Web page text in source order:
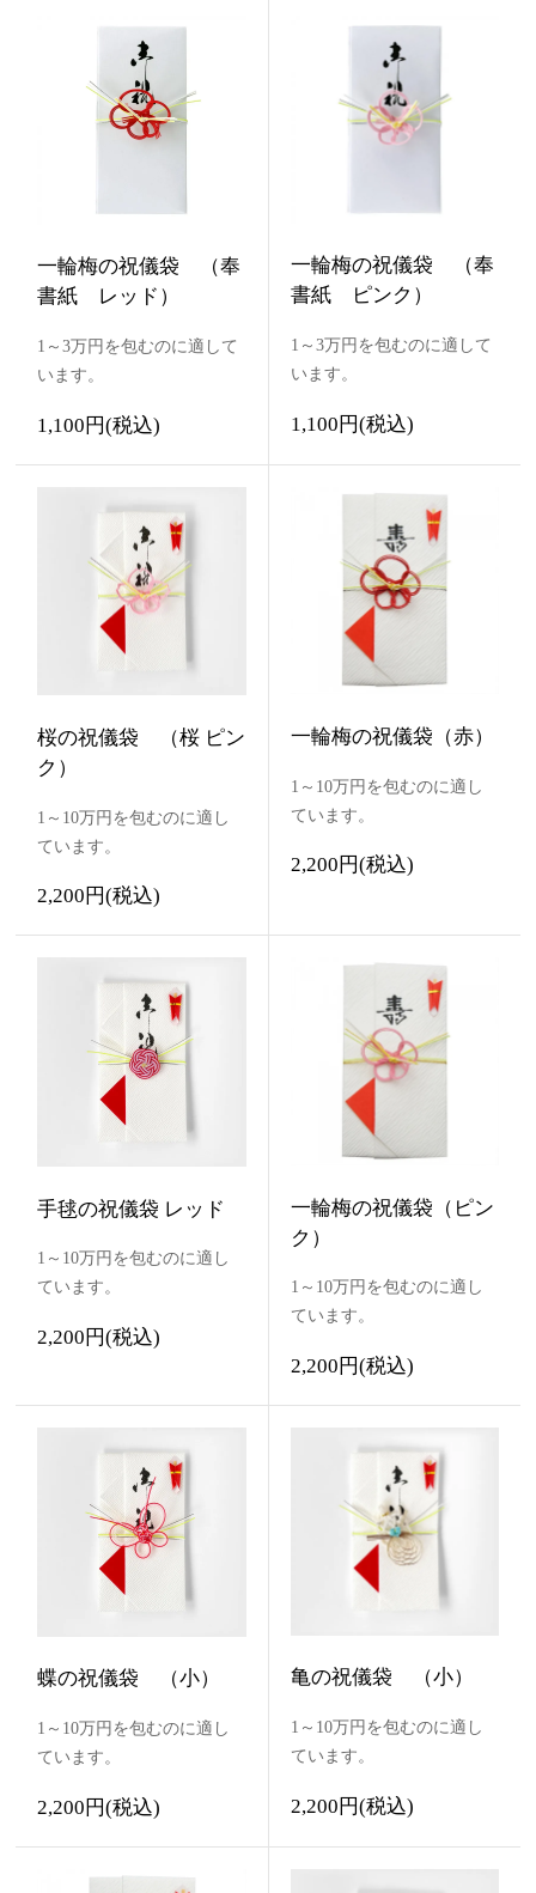
一輪梅の祝儀袋 （奉
書紙 レッド）
1～3万円を包むのに適して
います。
1,100円(税込)
一輪梅の祝儀袋 （奉
書紙 ピンク）
1～3万円を包むのに適して
います。
1,100円(税込)
桜の祝儀袋 （桜 ピン
ク）
1～10万円を包むのに適し
ています。
2,200円(税込)
一輪梅の祝儀袋（赤）
1～10万円を包むのに適し
ています。
2,200円(税込)
手毬の祝儀袋 レッド
1～10万円を包むのに適し
ています。
2,200円(税込)
一輪梅の祝儀袋（ピン
ク）
1～10万円を包むのに適し
ています。
2,200円(税込)
蝶の祝儀袋 （小）
1～10万円を包むのに適し
ています。
2,200円(税込)
亀の祝儀袋 （小）
1～10万円を包むのに適し
ています。
2,200円(税込)